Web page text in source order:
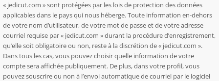
« jedicut.com » sont protégées par les lois de protection des données
applicables dans le pays qui nous héberge. Toute information en-dehors
de votre nom d’utilisateur, de votre mot de passe et de votre adresse
courriel requise par « jedicut.com » durant la procédure d’enregistrement,
qu’elle soit obligatoire ou non, reste à la discrétion de « jedicut.com ».
Dans tous les cas, vous pouvez choisir quelle information de votre
compte sera affichée publiquement. De plus, dans votre profil, vous
pouvez souscrire ou non à l’envoi automatique de courriel par le logiciel